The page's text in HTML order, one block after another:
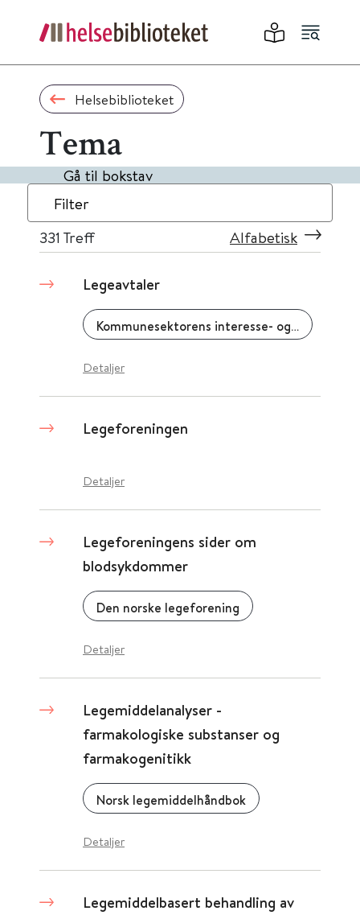
Helsebiblioteket
Tema
Gå til bokstav
Filter
331 Treff Alfabetisk
Legeavtaler
Kommunesektorens interesse- og arbeidsgiverorganisasjon (KS)
Detaljer
Legeforeningen
Detaljer
Legeforeningens sider om
blodsykdommer
Den norske legeforening
Detaljer
Legemiddelanalyser -
farmakologiske substanser og
farmakogenitikk
Norsk legemiddelhåndbok
Detaljer
Legemiddelbasert behandling av